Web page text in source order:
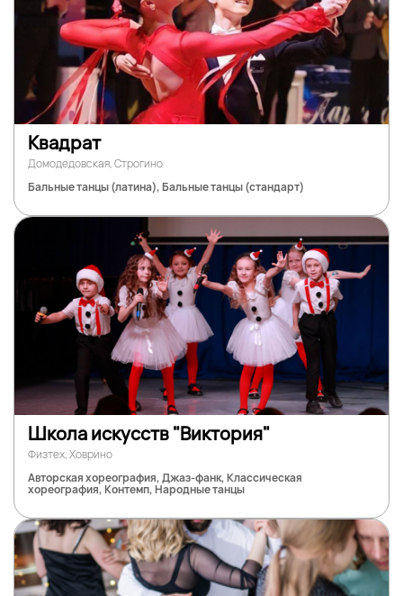
Квадрат
Домодедовская, Строгино
Бальные танцы (латина), Бальные танцы (стандарт)
Школа искусств "Виктория"
Физтех, Ховрино
Авторская хореография, Джаз-фанк, Классическая
хореография, Контемп, Народные танцы